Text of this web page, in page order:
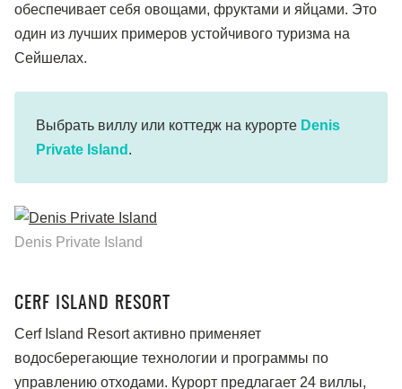
обеспечивает себя овощами, фруктами и яйцами. Это
один из лучших примеров устойчивого туризма на
Сейшелах.
Выбрать виллу или коттедж на курорте Denis
Private Island .
Denis Private Island
CERF ISLAND RESORT
Cerf Island Resort активно применяет
водосберегающие технологии и программы по
управлению отходами. Курорт предлагает 24 виллы,